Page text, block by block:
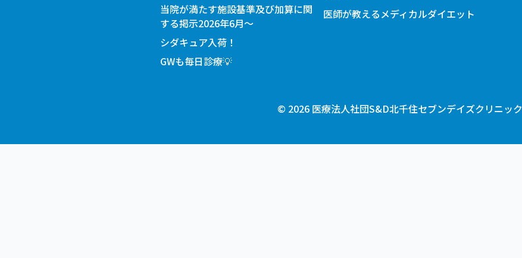
当院が満たす施設基準及び加算に関
する掲示2026年6月～
シダキュア入荷！
GWも毎日診療💡
医師が教えるメディカルダイエット
© 2026 医療法人社団S&D北千住セブンデイズクリニック